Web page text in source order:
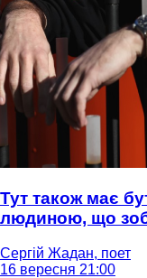
Тут також має
людиною, що
Сергій Жадан, поет
16 вересня 21:00